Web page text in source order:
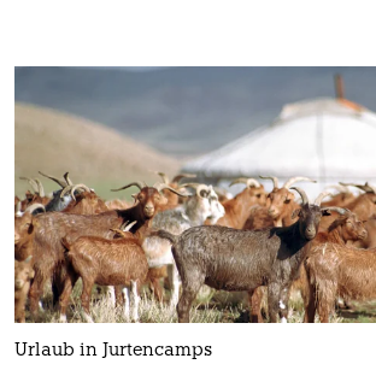
Urlaub in Jurtencamps